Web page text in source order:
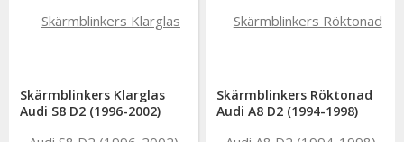
Skärmblinkers Klarglas
Audi S8 D2 (1996-2002)
Skärmblinkers Röktonad
Audi A8 D2 (1994-1998)